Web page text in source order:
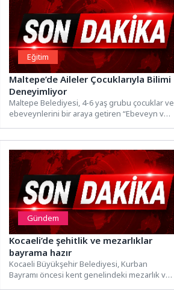
Eğitim
Maltepe’de Aileler Çocuklarıyla Bilimi
Deneyimliyor
Maltepe Belediyesi, 4-6 yaş grubu çocuklar ve
ebeveynlerini bir araya getiren “Ebeveyn ve
Gündem
Kocaeli’de şehitlik ve mezarlıklar
bayrama hazır
Kocaeli Büyükşehir Belediyesi, Kurban
Bayramı öncesi kent genelindeki mezarlık ve